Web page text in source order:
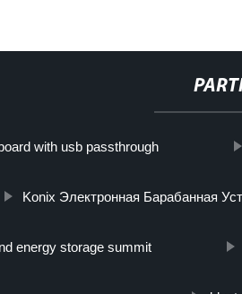
with usb passthrough
Konix Электронная Барабанная
energy storage summit